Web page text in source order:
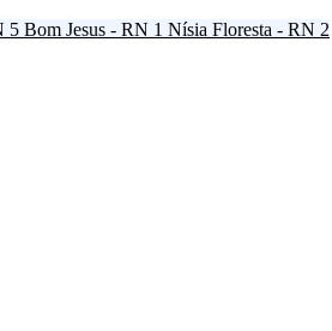
5 Bom Jesus - RN 1 Nísia Floresta - RN 2